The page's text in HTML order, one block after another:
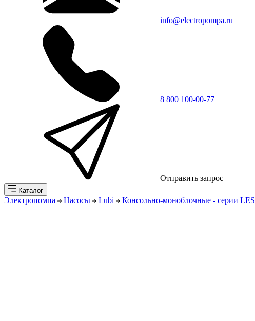
info@electropompa.ru
8 800 100-00-77
Отправить запрос
Каталог
Электропомпа Насосы Lubi Консольно-моноблочные - серии LES